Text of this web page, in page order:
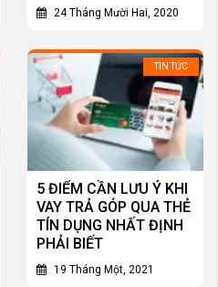
24 Tháng Mười Hai, 2020
TIN TỨC
5 ĐIỂM CẦN LƯU Ý KHI
VAY TRẢ GÓP QUA THẺ
TÍN DỤNG NHẤT ĐỊNH
PHẢI BIẾT
19 Tháng Một, 2021